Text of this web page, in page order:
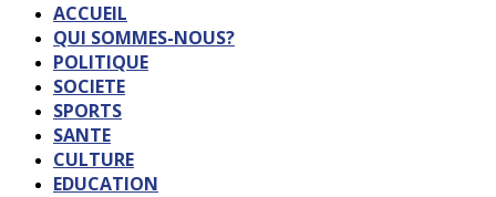
ACCUEIL
QUI SOMMES-NOUS?
POLITIQUE
SOCIETE
SPORTS
SANTE
CULTURE
EDUCATION